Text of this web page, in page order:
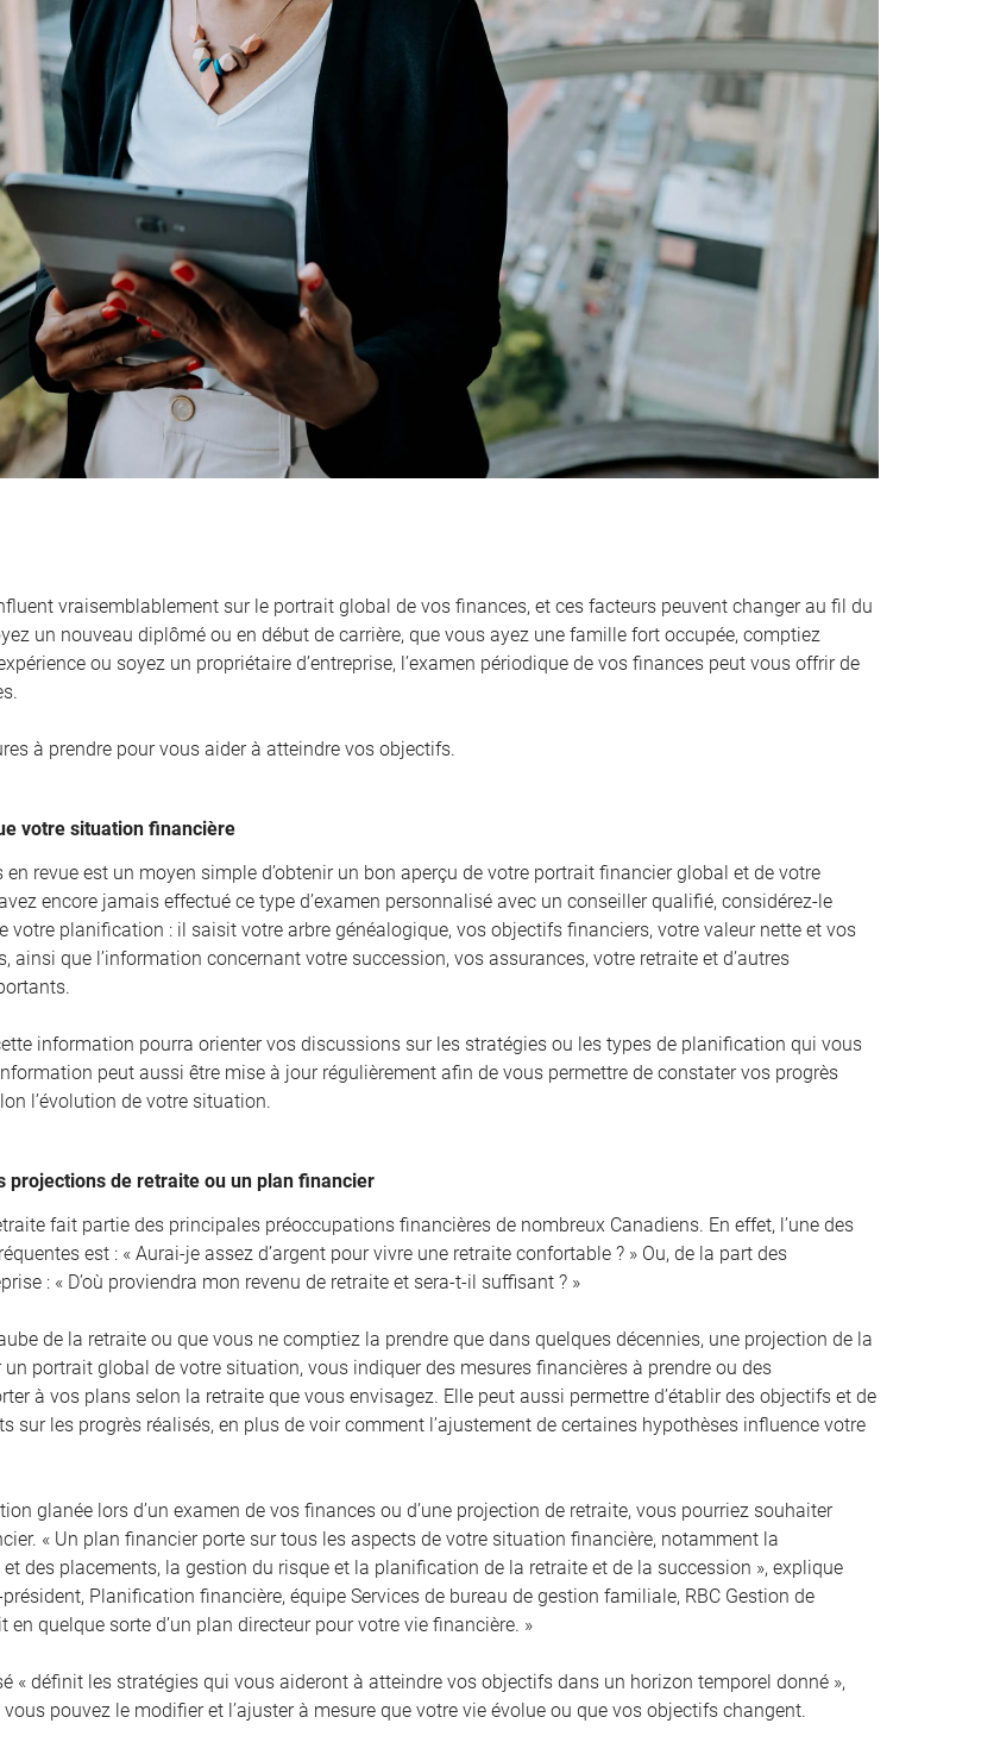
vraisemblablement sur le portrait global de vos finances, et ces facteurs peuvent changer au fil du
un nouveau diplômé ou en début de carrière, que vous ayez une famille fort occupée, comptiez
ou soyez un propriétaire d’entreprise, l’examen périodique de vos finances peut vous offrir de
à prendre pour vous aider à atteindre vos objectifs.
votre situation financière
en revue est un moyen simple d’obtenir un bon aperçu de votre portrait financier global et de votre
encore jamais effectué ce type d’examen personnalisé avec un conseiller qualifié, considérez-le
votre planification : il saisit votre arbre généalogique, vos objectifs financiers, votre valeur nette et vos
ainsi que l’information concernant votre succession, vos assurances, votre retraite et d’autres
information pourra orienter vos discussions sur les stratégies ou les types de planification qui vous
peut aussi être mise à jour régulièrement afin de vous permettre de constater vos progrès
l’évolution de votre situation.
projections de retraite ou un plan financier
fait partie des principales préoccupations financières de nombreux Canadiens. En effet, l’une des
est : « Aurai-je assez d’argent pour vivre une retraite confortable ? » Ou, de la part des
: « D’où proviendra mon revenu de retraite et sera-t-il suffisant ? »
de la retraite ou que vous ne comptiez la prendre que dans quelques décennies, une projection de la
un portrait global de votre situation, vous indiquer des mesures financières à prendre ou des
à vos plans selon la retraite que vous envisagez. Elle peut aussi permettre d’établir des objectifs et de
sur les progrès réalisés, en plus de voir comment l’ajustement de certaines hypothèses influence votre
glanée lors d’un examen de vos finances ou d’une projection de retraite, vous pourriez souhaiter
« Un plan financier porte sur tous les aspects de votre situation financière, notamment la
des placements, la gestion du risque et la planification de la retraite et de la succession », explique
Planification financière, équipe Services de bureau de gestion familiale, RBC Gestion de
en quelque sorte d’un plan directeur pour votre vie financière. »
« définit les stratégies qui vous aideront à atteindre vos objectifs dans un horizon temporel donné »,
pouvez le modifier et l’ajuster à mesure que votre vie évolue ou que vos objectifs changent.